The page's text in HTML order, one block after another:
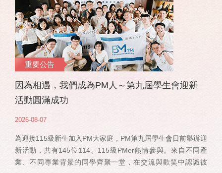
重要公告
因為相遇，我們成為PM人～第九屆學生會迎新
活動圓滿成功
2026-08-07
為迎接115級新生加入PM大家庭，PM第九屆學生會日前舉辦迎
新活動，共有145位114、115級PMer熱情參與。來自不同產
業、不同專業背景的同學齊聚一堂，在交流與歡笑中認識彼